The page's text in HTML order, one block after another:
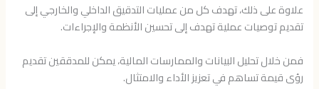
علاوة على ذلك، تهدف كل من عمليات التدقيق الداخلي والخارجي إلى
تقديم توصيات عملية تهدف إلى تحسين الأنظمة والإجراءات.
فمن خلال تحليل البيانات والممارسات المالية، يمكن للمدققين تقديم
رؤى قيمة تساهم في تعزيز الأداء والامتثال.